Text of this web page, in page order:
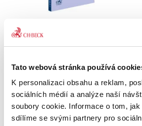
Tato webová stránka používá
K personalizaci obsahu a reklam,
sociálních médií a analýze naší
soubory cookie. Informace o tom,
sdílíme se svými partnery pro
390,00 Kč
Kniha se věnuje tématu identifikace
skutečného majitele právnických
právních uspořádání – zejména
fondů z pohledu orgánů činných
řízení. Přestože je...